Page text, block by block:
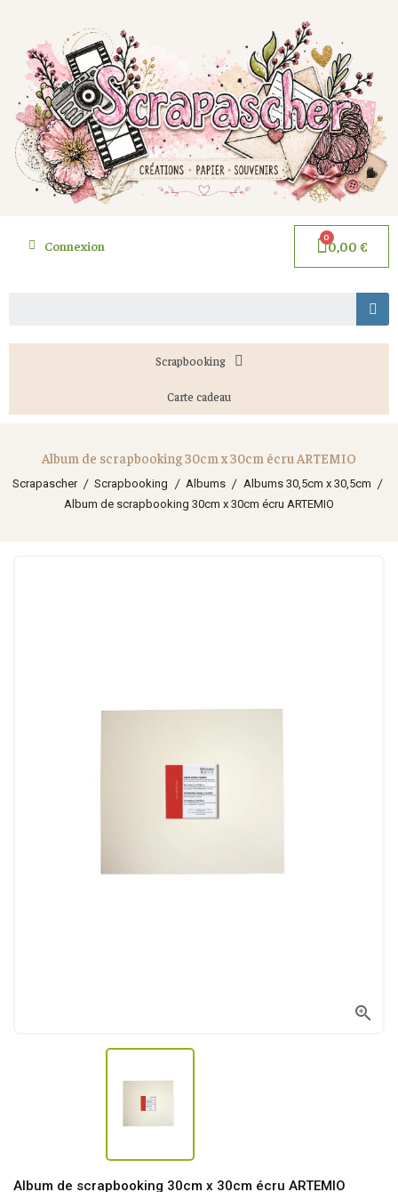
Connexion 0,00 €
Scrapbooking
Carte cadeau
Album de scrapbooking 30cm x 30cm écru ARTEMIO
Scrapascher Scrapbooking Albums
Albums 30,5cm x 30,5cm
Album de scrapbooking 30cm x 30cm écru ARTEMIO

Album de scrapbooking 30cm x 30cm écru ARTEMIO